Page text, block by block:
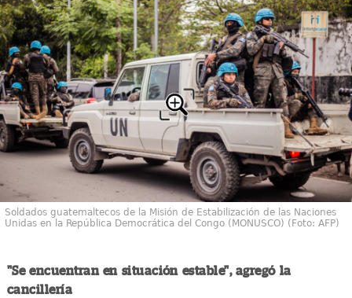
Soldados guatemaltecos de la Misión de Estabilización de las Naciones
Unidas en la República Democrática del Congo (MONUSCO) (Foto: AFP)
"Se encuentran en situación estable", agregó la
cancillería